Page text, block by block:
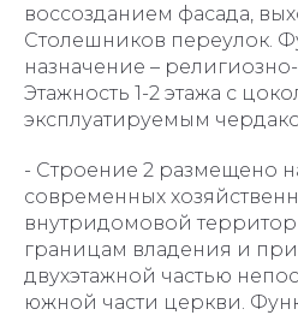
воссозданием фасада,
Столешников переулок.
назначение –
Этажность 1-2 этажа с
эксплуатируемым
- Строение 2 размещено
современных
внутридомовой
границам владения и
двухэтажной частью
южной части церкви.